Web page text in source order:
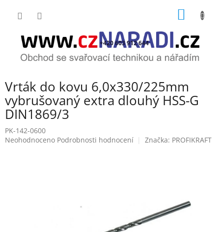
+420 603 912 644
Vrták do kovu 6,0x330/225mm
vybrušovaný extra dlouhý HSS-G
DIN1869/3
PK-142-0600
Průměrné
Neohodnoceno Podrobnosti hodnocení Značka: PROFIKRAFT